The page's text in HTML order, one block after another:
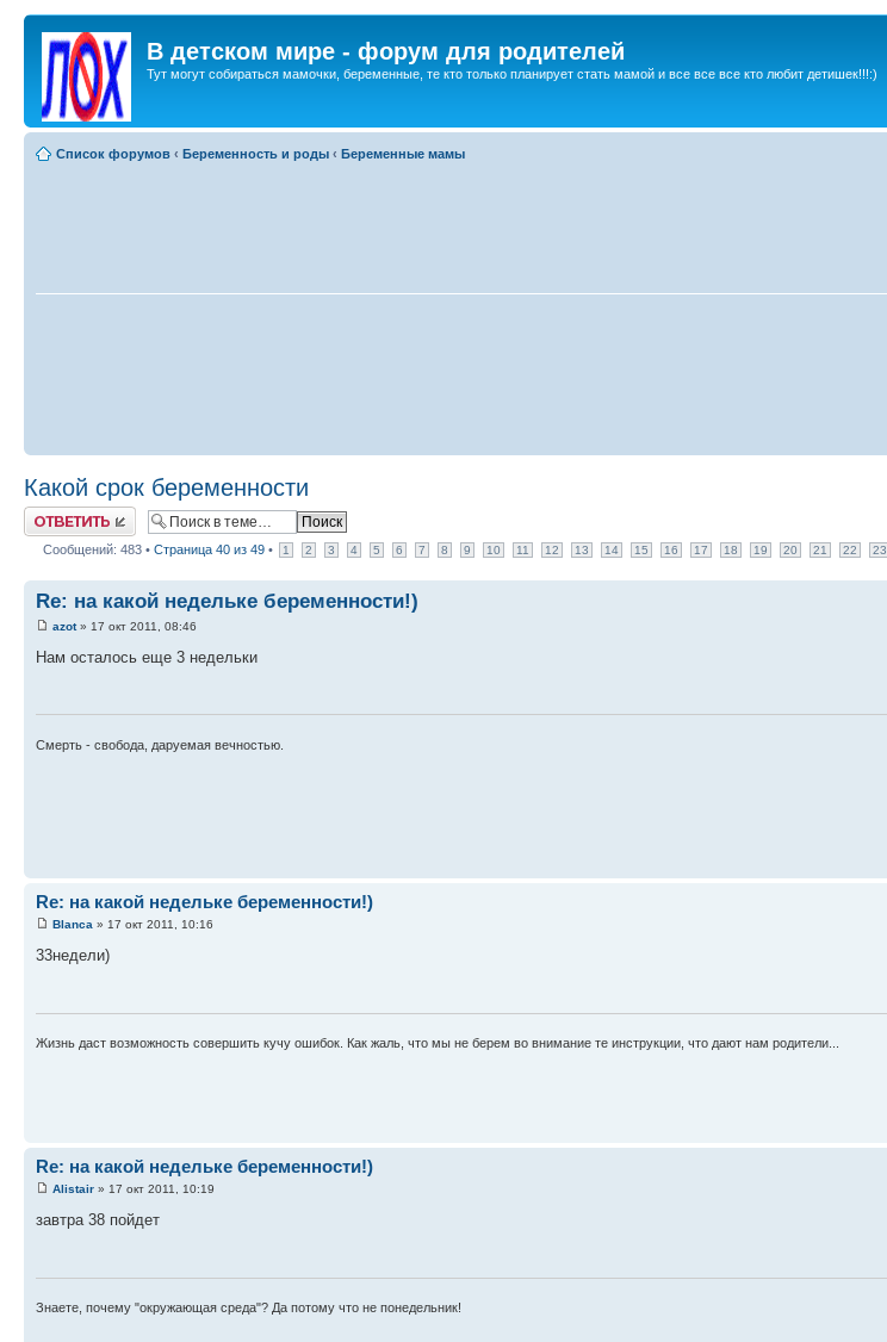
В детском мире - форум для родителей
Тут могут собираться мамочки, беременные, те кто только планирует стать мамой и все все все кто любит детишек!!!:)
Список форумов ‹ Беременность и роды ‹ Беременные мамы
Какой срок беременности
Ответить
Сообщений: 483 • Страница 40 из 49 • 1 2 3 4 5 6 7 8 9 10 11 12 13 14 15 16 17 18 19 20 21 22 23
Re: на какой недельке беременности!)
azot» 17 окт 2011, 08:46
Нам осталось еще 3 недельки
Смерть - свобода, даруемая вечностью.
Re: на какой недельке беременности!)
Blanca » 17 окт 2011, 10:16
33недели)
Жизнь даст возможность совершить кучу ошибок. Как жаль, что мы не берем во внимание те инструкции, что дают нам родители...
Re: на какой недельке беременности!)
Alistair » 17 окт 2011, 10:19
завтра 38 пойдет
Знаете, почему "окружающая среда"? Да потому что не понедельник!